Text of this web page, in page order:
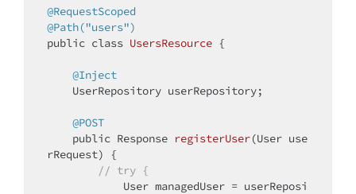
@RequestScoped
@Path("users")
public class UsersResource {
@Inject
@POST
public Response registerUser(User use
rRequest)
{
// try {